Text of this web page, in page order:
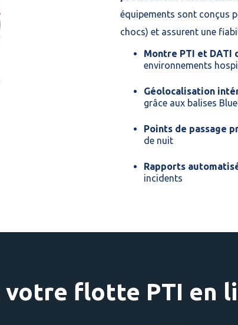
équipements sont conçus
chocs) et assurent une
Montre PTI et DATI
environnements
Géolocalisation
grâce aux balises
Points de passage
de nuit
Rapports
incidents
flotte PTI en